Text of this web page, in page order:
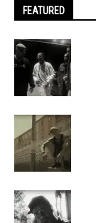
FEATURED